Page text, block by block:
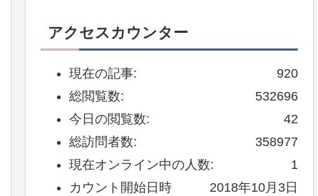
アクセスカウンター
920
現在の記事:
532696
総閲覧数:
42
今日の閲覧数:
358977
総訪問者数:
1
現在オンライン中の人数:
2018年10月3日
カウント開始日時